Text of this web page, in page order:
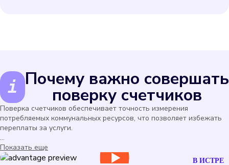
Почему важно совершать
поверку счетчиков
Поверка счетчиков обеспечивает точность измерения
потребляемых коммунальных ресурсов, что позволяет избежать
переплаты за услуги.
...
Показать еще
В ИСТРЕ